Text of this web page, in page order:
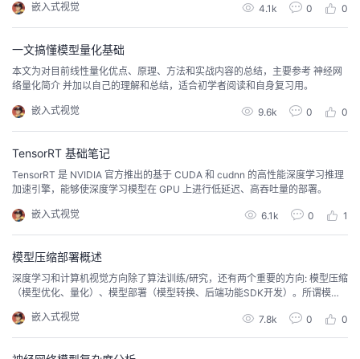
嵌入式视觉
4.1k 0 0
一文搞懂模型量化基础
本文为对目前线性量化优点、原理、方法和实战内容的总结，主要参考 神经网
络量化简介 并加以自己的理解和总结，适合初学者阅读和自身复习用。
嵌入式视觉 9.6k 0 0
TensorRT 基础笔记
TensorRT 是 NVIDIA 官方推出的基于 CUDA 和 cudnn 的高性能深度学习推理
加速引擎，能够使深度学习模型在 GPU 上进行低延迟、高吞吐量的部署。
嵌入式视觉 6.1k 0 1
模型压缩部署概述
深度学习和计算机视觉方向除了算法训练/研究，还有两个重要的方向: 模型压缩
（模型优化、量化）、模型部署（模型转换、后端功能SDK开发）。所谓模型
特定业务的视频结构化应用开发。
嵌入式视觉 7.8k 0 0